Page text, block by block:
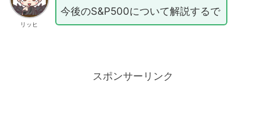
リッヒ
今後のS&P500について解説するで
スポンサーリンク